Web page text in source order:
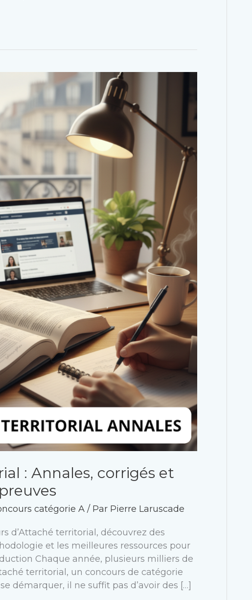
: Annales, corrigés et
catégorie A / Par Pierre Laruscade
d’Attaché territorial, découvrez des
et les meilleures ressources pour
Chaque année, plusieurs milliers de
territorial, un concours de catégorie
démarquer, il ne suffit pas d’avoir des […]